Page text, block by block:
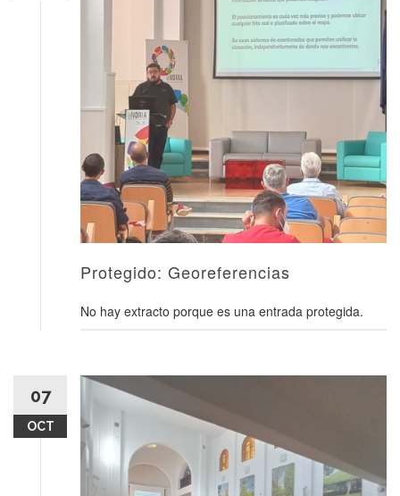
Protegido: Georeferencias
No hay extracto porque es una entrada protegida.
07
OCT